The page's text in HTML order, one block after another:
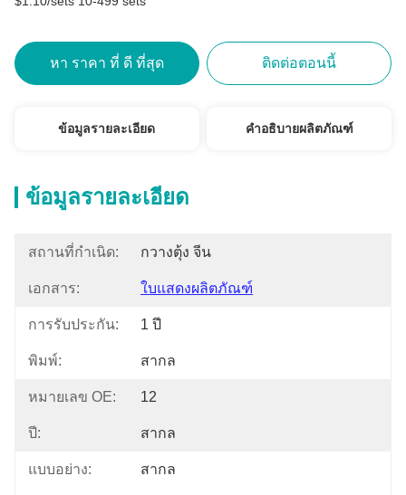
หา ราคา ที่ ดี ที่สุด ติดต่อตอนนี้
ข้อมูลรายละเอียด คำอธิบายผลิตภัณฑ์
ข้อมูลรายละเอียด
สถานที่กำเนิด: กวางตุ้ง จีน
เอกสาร: ใบแสดงผลิตภัณฑ์
การรับประกัน: 1 ปี
พิมพ์: สากล
หมายเลข OE: 12
ปี: สากล
แบบอย่าง: สากล